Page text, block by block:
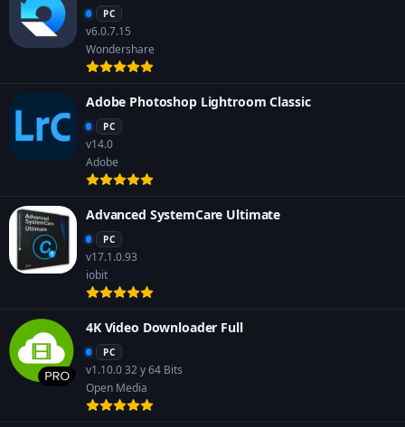
PC
v6.0.7.15
Wondershare
Adobe Photoshop Lightroom Classic
PC
v14.0
Adobe
Advanced SystemCare Ultimate
PC
v17.1.0.93
iobit
4K Video Downloader Full
PC
v1.10.0 32 y 64 Bits
Open Media